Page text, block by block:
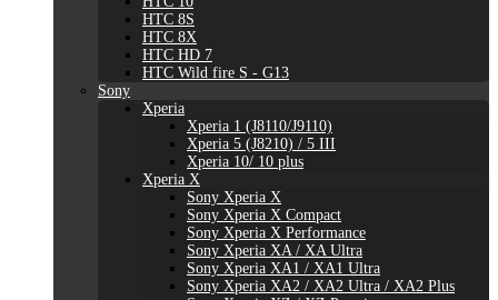
HTC 8S
HTC 8X
HTC HD 7
HTC Wild fire S - G13
Sony
Xperia
Xperia 1 (J8110/J9110)
Xperia 5 (J8210) / 5 III
Xperia 10/ 10 plus
Xperia X
Sony Xperia X
Sony Xperia X Compact
Sony Xperia X Performance
Sony Xperia XA / XA Ultra
Sony Xperia XA1 / XA1 Ultra
Sony Xperia XA2 / XA2 Ultra / XA2 Plus